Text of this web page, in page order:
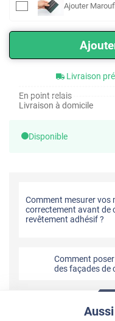
Ajouter
Livraison
En point relais
Livraison à domicile
Disponible
Comment mesurer vos
correctement avant de
revêtement adhésif ?
Comment
des façades de